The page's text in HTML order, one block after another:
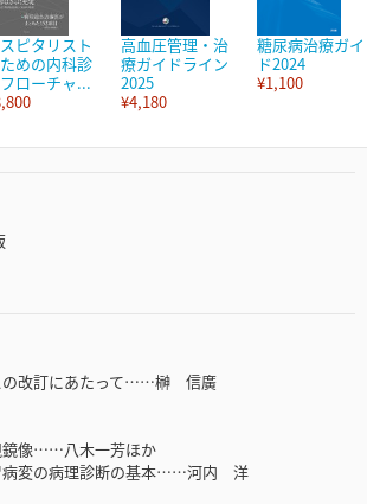
ピタリスト
めの内科診
ローチャ...
高血圧管理・治
療ガイドライン
2025
¥4,180
糖尿病治療ガイ
ド2024
¥1,100
改訂にあたって……榊 信廣
鏡像……八木一芳ほか
病変の病理診断の基本……河内 洋